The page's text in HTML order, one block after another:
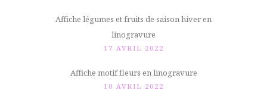
Affiche légumes et fruits de saison hiver en
linogravure
17 AVRIL 2022
Affiche motif fleurs en linogravure
10 AVRIL 2022